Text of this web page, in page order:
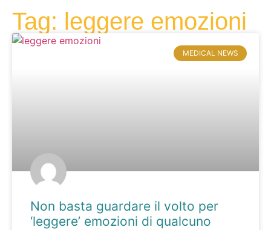
Tag: leggere emozioni
MEDICAL NEWS
Non basta guardare il volto per
‘leggere’ emozioni di qualcuno